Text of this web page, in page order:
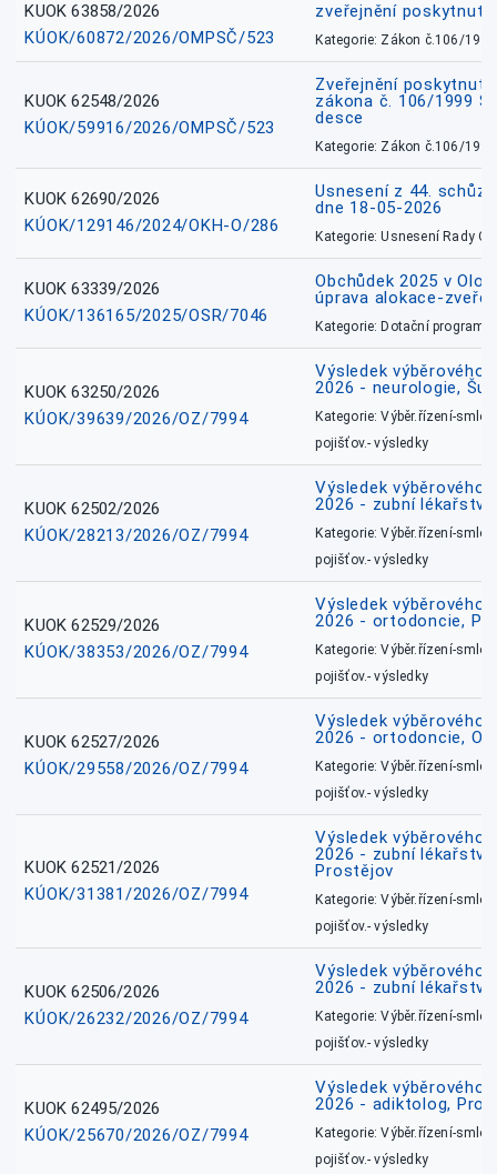
KUOK 63858/2026
KÚOK/60872/2026/OMPSČ/523
zveřejnění
Kategorie: Zákon č.106/1999
KUOK 62548/2026
KÚOK/59916/2026/OMPSČ/523
Zveřejnění
zákona č. 106/1999
desce
Kategorie: Zákon č.106/1999
KUOK 62690/2026
KÚOK/129146/2024/OKH-O/286
Usnesení z 44.
dne 18-05-2026
Kategorie: Usnesení Rady
KUOK 63339/2026
KÚOK/136165/2025/OSR/7046
Obchůdek 2025 v
úprava alokace-
Kategorie: Dotační
KUOK 63250/2026
KÚOK/39639/2026/OZ/7994
Výsledek výběrového
2026 - neurologie,
Kategorie: Výběr.řízení-
pojišťov.- výsledky
KUOK 62502/2026
KÚOK/28213/2026/OZ/7994
Výsledek výběrového
2026 - zubní
Kategorie: Výběr.řízení-
pojišťov.- výsledky
KUOK 62529/2026
KÚOK/38353/2026/OZ/7994
Výsledek výběrového
2026 - ortodoncie,
Kategorie: Výběr.řízení-
pojišťov.- výsledky
KUOK 62527/2026
KÚOK/29558/2026/OZ/7994
Výsledek výběrového
2026 - ortodoncie,
Kategorie: Výběr.řízení-
pojišťov.- výsledky
KUOK 62521/2026
KÚOK/31381/2026/OZ/7994
Výsledek výběrového
2026 - zubní
Prostějov
Kategorie: Výběr.řízení-
pojišťov.- výsledky
KUOK 62506/2026
KÚOK/26232/2026/OZ/7994
Výsledek výběrového
2026 - zubní
Kategorie: Výběr.řízení-
pojišťov.- výsledky
KUOK 62495/2026
KÚOK/25670/2026/OZ/7994
Výsledek výběrového
2026 - adiktolog,
Kategorie: Výběr.řízení-
pojišťov.- výsledky